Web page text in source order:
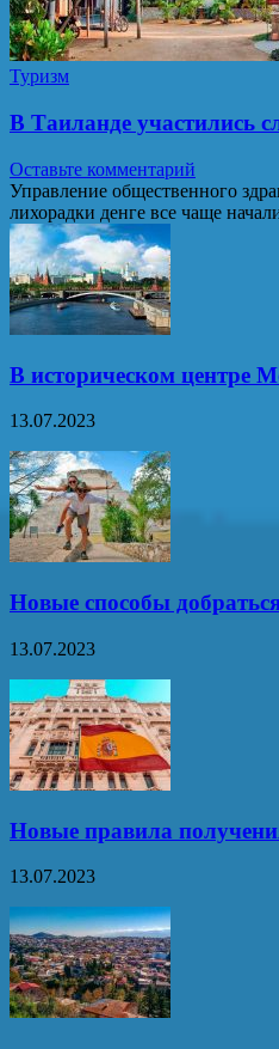
Туризм
В Таиланде участились
Оставьте комментарий
Управление общественного
лихорадки денге все чаще
В историческом центре
13.07.2023
Новые способы
13.07.2023
Новые правила
13.07.2023